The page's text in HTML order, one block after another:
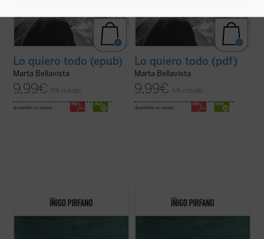
Lo quiero todo (epub)
Marta Bellavista
9,99€ IVA incluido
disponible en ebook:
Lo quiero todo (pdf)
Marta Bellavista
9,99€ IVA incluido
disponible en ebook:
, el director de orquesta y
comunicador Íñigo Pirfano, promotor de la
, el director de orquesta y
comunicador Íñigo Pirfano, promotor de la